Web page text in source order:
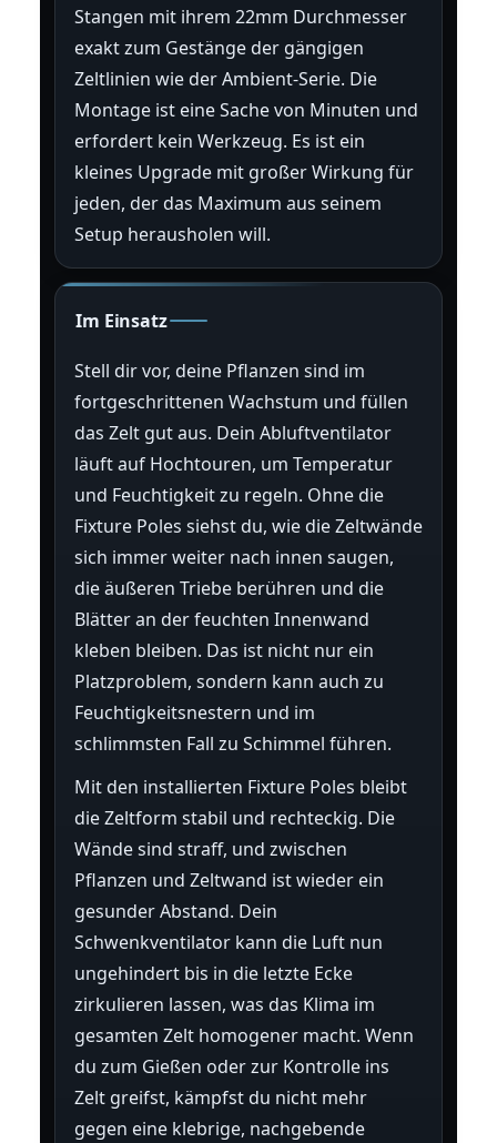
Stangen mit ihrem 22mm Durchmesser
exakt zum Gestänge der gängigen
Zeltlinien wie der Ambient-Serie. Die
Montage ist eine Sache von Minuten und
erfordert kein Werkzeug. Es ist ein
kleines Upgrade mit großer Wirkung für
jeden, der das Maximum aus seinem
Setup herausholen will.
Im Einsatz
Stell dir vor, deine Pflanzen sind im
fortgeschrittenen Wachstum und füllen
das Zelt gut aus. Dein Abluftventilator
läuft auf Hochtouren, um Temperatur
und Feuchtigkeit zu regeln. Ohne die
Fixture Poles siehst du, wie die Zeltwände
sich immer weiter nach innen saugen,
die äußeren Triebe berühren und die
Blätter an der feuchten Innenwand
kleben bleiben. Das ist nicht nur ein
Platzproblem, sondern kann auch zu
Feuchtigkeitsnestern und im
schlimmsten Fall zu Schimmel führen.
Mit den installierten Fixture Poles bleibt
die Zeltform stabil und rechteckig. Die
Wände sind straff, und zwischen
Pflanzen und Zeltwand ist wieder ein
gesunder Abstand. Dein
Schwenkventilator kann die Luft nun
ungehindert bis in die letzte Ecke
zirkulieren lassen, was das Klima im
gesamten Zelt homogener macht. Wenn
du zum Gießen oder zur Kontrolle ins
Zelt greifst, kämpfst du nicht mehr
gegen eine klebrige, nachgebende